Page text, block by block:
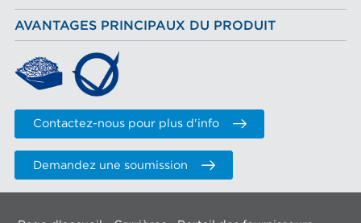
AVANTAGES PRINCIPAUX DU PRODUIT
Contactez-nous pour plus d'info
Demandez une soumission